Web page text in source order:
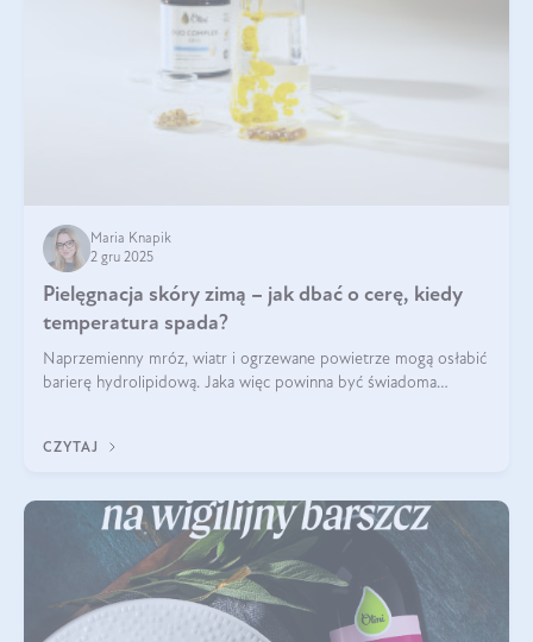
Maria Knapik
2 gru 2025
Pielęgnacja skóry zimą – jak dbać o cerę, kiedy
temperatura spada?
Naprzemienny mróz, wiatr i ogrzewane powietrze mogą osłabić
barierę hydrolipidową. Jaka więc powinna być świadoma
CZYTAJ